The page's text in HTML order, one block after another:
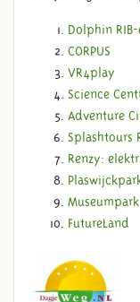
Dolphin
CORPUS
VR4play
Science
Adventure
Splashtours
Renzy:
FutureLand